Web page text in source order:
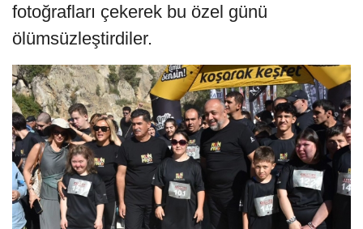
fotoğrafları çekerek bu özel günü
ölümsüzleştirdiler.